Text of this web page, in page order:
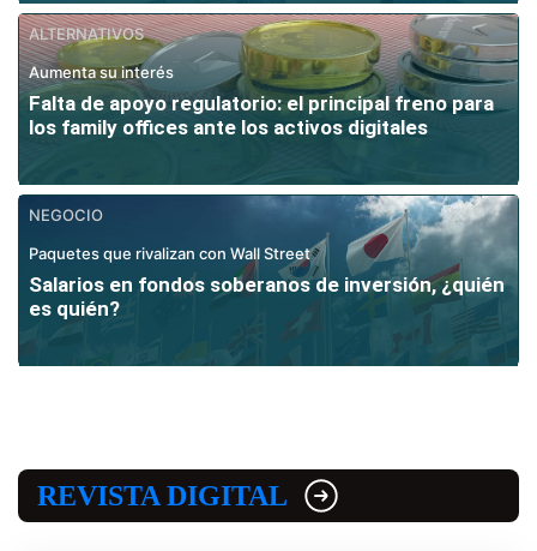
ALTERNATIVOS
Aumenta su interés
Falta de apoyo regulatorio: el principal freno para
los family offices ante los activos digitales
NEGOCIO
Paquetes que rivalizan con Wall Street
Salarios en fondos soberanos de inversión, ¿quién
es quién?
REVISTA DIGITAL